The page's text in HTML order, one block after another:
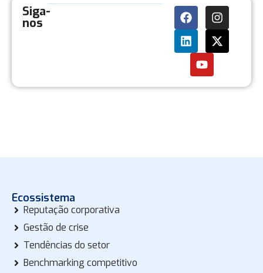
Siga-
nos
Ecossistema
Reputação corporativa
Gestão de crise
Tendências do setor
Benchmarking competitivo